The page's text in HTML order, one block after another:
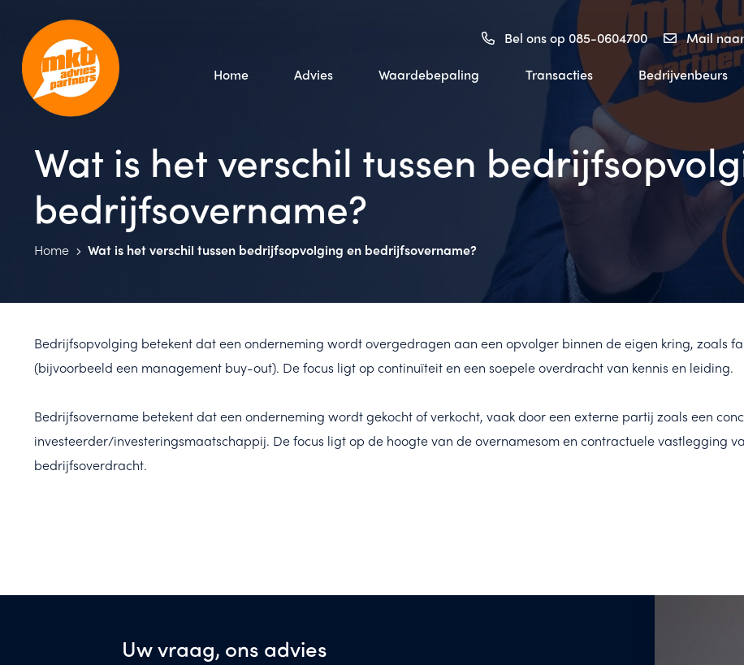
Bel ons op 085-0604700 Mail
Home
Advies Waardebepaling Transacties Bedrijvenbeurs
Wat is het verschil tussen
bedrijfsovername?
Home Wat is het verschil tussen bedrijfsopvolging en bedrijfsovername?
Bedrijfsopvolging betekent dat een onderneming wordt overgedragen aan een opvolger binnen de eigen kring, zoals
(bijvoorbeeld een management buy-out). De focus ligt op continuïteit en een soepele overdracht van kennis en leiding.
Bedrijfsovername betekent dat een onderneming wordt gekocht of verkocht, vaak door een externe partij zoals een
investeerder/investeringsmaatschappij. De focus ligt op de hoogte van de overnamesom en contractuele vastlegging
bedrijfsoverdracht.
Uw vraag, ons advies